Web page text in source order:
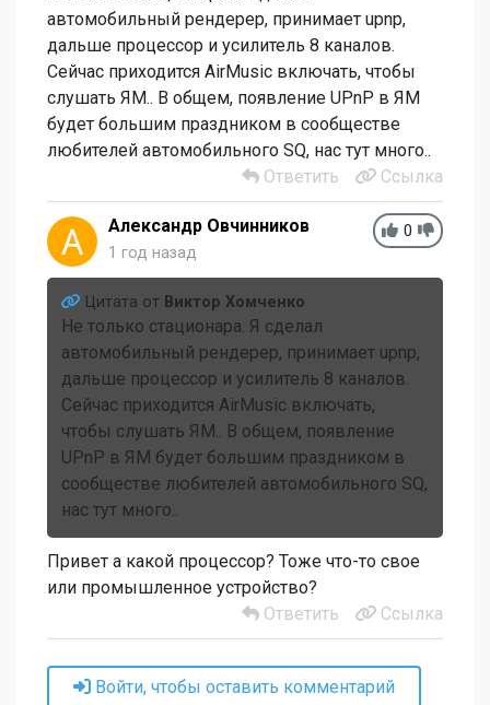
автомобильный рендерер, принимает upnp,
дальше процессор и усилитель 8 каналов.
Сейчас приходится AirMusic включать, чтобы
слушать ЯМ.. В общем, появление UPnP в ЯМ
будет большим праздником в сообществе
любителей автомобильного SQ, нас тут много..
Ответить
Ссылка
0
Александр Овчинников
1 год назад
Цитата от Виктор Хомченко
Не только стационара. Я сделал
автомобильный рендерер, принимает upnp,
дальше процессор и усилитель 8 каналов.
Сейчас приходится AirMusic включать,
чтобы слушать ЯМ.. В общем, появление
UPnP в ЯМ будет большим праздником в
сообществе любителей автомобильного SQ,
нас тут много..
Привет а какой процессор? Тоже что-то свое
или промышленное устройство?
Ответить
Ссылка
Войти, чтобы оставить комментарий